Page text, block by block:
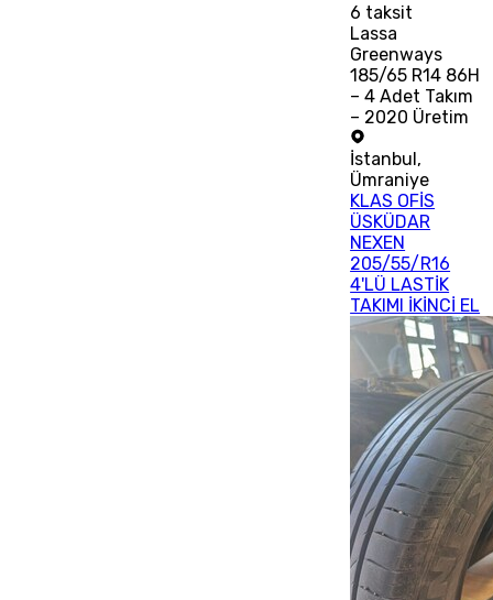
6 taksit
Lassa
Greenways
185/65 R14 86H
– 4 Adet Takım
– 2020 Üretim
İstanbul ,
Ümraniye
KLAS OFİS
ÜSKÜDAR
NEXEN
205/55/R16
4'LÜ LASTİK
TAKIMI İKİNCİ EL